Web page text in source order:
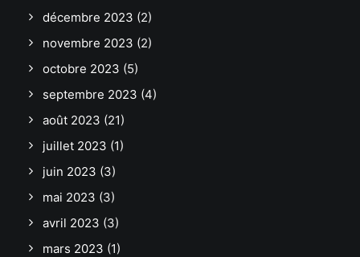
décembre 2023 (2)
novembre 2023 (2)
octobre 2023 (5)
septembre 2023 (4)
août 2023 (21)
juillet 2023 (1)
juin 2023 (3)
mai 2023 (3)
avril 2023 (3)
mars 2023 (1)